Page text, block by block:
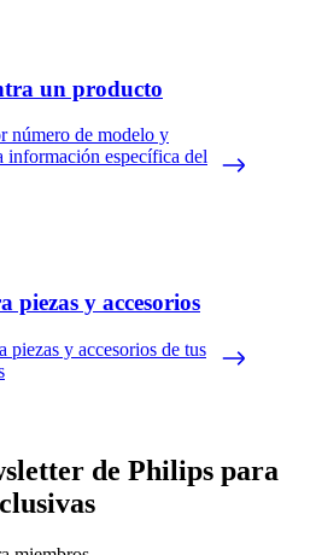
un producto
número de modelo y
información específica del
piezas y accesorios
piezas y accesorios de tus
de Philips para